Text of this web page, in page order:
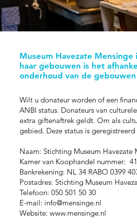
Museum Havezate
haar gebouwen is het
onderhoud van de
Wilt u donateur worden of een
ANBI status. Donateurs van
extra giftenaftrek geldt. Om als
gebied. Deze status is
Naam: Stichting Museum Havezate
Kamer van Koophandel nummer:
Bankrekening: NL 34 RABO 0399
Postadres: Stichting Museum
Telefoon: 050 501 50 30
E-mail: info@mensinge.nl
Website: www.mensinge.nl